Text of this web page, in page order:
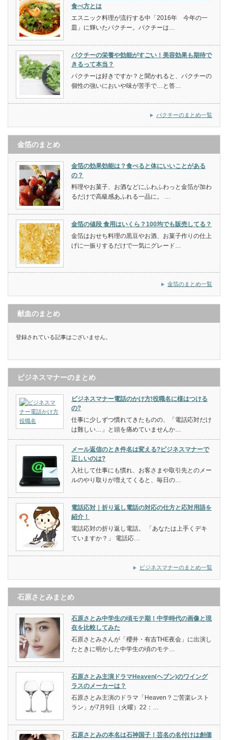
食べ方とは
エスニック料理が流行する中「2016年 今年の一
皿」に輝いたパクチー。パクチーは…
パクチーの栄養や効能がすごい！美容効果も期待で
きるって本当？
パクチーは好きですか？と聞かれると、パクチーの
個性の強いにおいや味が苦手で…と答…
パクチーのまとめ一覧
金箔のまとめ
金箔の効果効能は？食べると体にいいことがある
の？
料理やお菓子、お酒などにふわふわっと金箔が加わ
るだけで高級感あふれる一品に。 …
金箔の値段 食用はいくら？100均でも販売してる？
金箔はおせち料理の黒豆やお酒、お菓子作りの仕上
げに一振りするだけで一気にグレード…
金箔のまとめ一覧
献血のまとめ
登録されている記事はございません。
ビジネスマナーのまとめ
ビジネスマナー電話のかけ方!役職名に様はつける
の?
仕事に少しずつ慣れてきたものの、「電話応対だけ
は難しい…」と頭を痛めていませんか…
メール返信のとき件名は変える?ビジネスマナーで
正しいのは?
入社して仕事にも慣れ、お客さまや取引先とのメー
ルのやり取りが増えてくると、毎日の…
電話応対｜折り返し電話の対応の仕方と応対用語を
紹介！
電話応対の折り返し電話。 「あなたは上手くデキ
ていますか？」 電話応…
ビジネスマナーのまとめ一覧
石原さとみまとめ
石原さとみ中学生の頃モテ期！中学時代の画像と現
在を比較してみた
石原さとみさんが「櫻井・有吉THE夜会」に出演し
たときに明かした中学生の頃のモテ…
石原さとみ主演ドラマHeaven(ヘブン)のワイング
ラスのメーカーは？
石原さとみ主演のドラマ「Heaven？ご苦楽レスト
ラン」が7月9日（火曜）22：…
石原さとみの本名は石神国子！芸名の名付けは創価